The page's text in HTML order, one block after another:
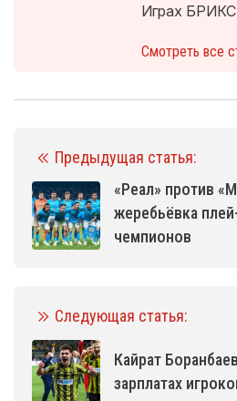
Играх БРИКС
Смотреть все
Предыдущая статья:
«Реал» против
жеребьёвка
чемпионов
Следующая статья:
Кайрат
зарплатах